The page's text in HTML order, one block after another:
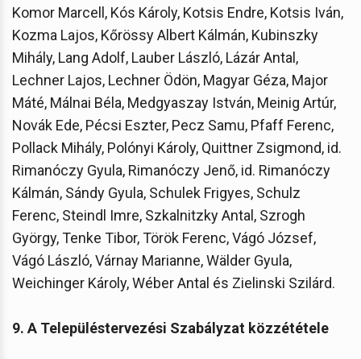
Komor Marcell, Kós Károly, Kotsis Endre, Kotsis Iván,
Kozma Lajos, Kőrössy Albert Kálmán, Kubinszky
Mihály, Lang Adolf, Lauber László, Lázár Antal,
Lechner Lajos, Lechner Ödön, Magyar Géza, Major
Máté, Málnai Béla, Medgyaszay István, Meinig Artúr,
Novák Ede, Pécsi Eszter, Pecz Samu, Pfaff Ferenc,
Pollack Mihály, Polónyi Károly, Quittner Zsigmond, id.
Rimanóczy Gyula, Rimanóczy Jenő, id. Rimanóczy
Kálmán, Sándy Gyula, Schulek Frigyes, Schulz
Ferenc, Steindl Imre, Szkalnitzky Antal, Szrogh
György, Tenke Tibor, Török Ferenc, Vágó József,
Vágó László, Várnay Marianne, Wälder Gyula,
Weichinger Károly, Wéber Antal és Zielinski Szilárd.
9. A Településtervezési Szabályzat közzététele